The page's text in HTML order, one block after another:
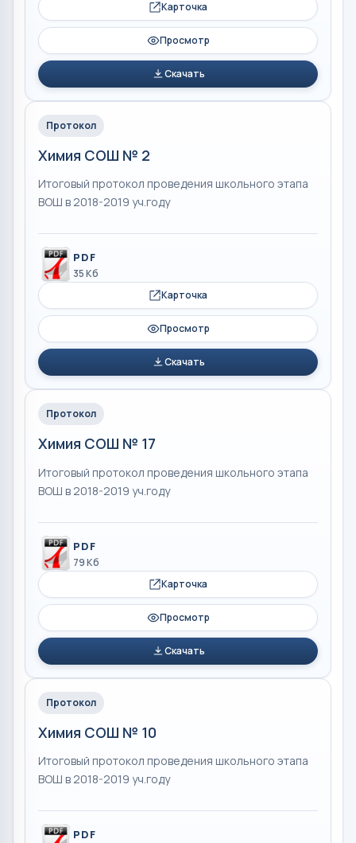
Карточка
Просмотр
Скачать
Протокол
Химия СОШ № 2
Итоговый протокол проведения школьного этапа
ВОШ в 2018-2019 уч.году
PDF
35 Кб
Карточка
Просмотр
Скачать
Протокол
Химия СОШ № 17
Итоговый протокол проведения школьного этапа
ВОШ в 2018-2019 уч.году
PDF
79 Кб
Карточка
Просмотр
Скачать
Протокол
Химия СОШ № 10
Итоговый протокол проведения школьного этапа
ВОШ в 2018-2019 уч.году
PDF